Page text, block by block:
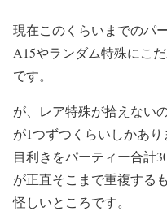
現在このくらいまでのパ
A15やランダム特殊にこ
です。
が、レア特殊が拾えない
が1つずつくらいしかあり
目利きをパーティー合計
が正直そこまで重複する
怪しいところです。